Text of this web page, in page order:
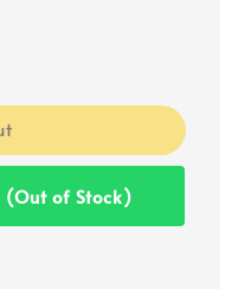
(Out of Stock)